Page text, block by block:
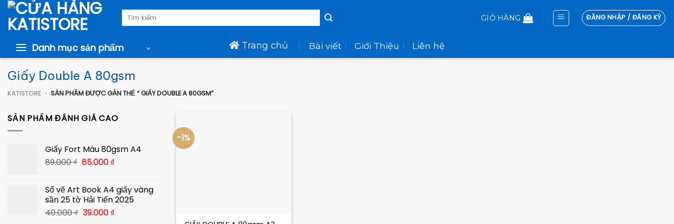
Chuyển
đến
nội
dung
Tìm
GIỎ HÀNG ĐĂNG NHẬP / ĐĂNG KÝ
Danh mục sản phẩm Trang chủ Bài viết Giới Thiệu Liên hệ
Giấy Double A 80gsm
KATISTORE • SẢN PHẨM ĐƯỢC GẮN THẺ “ GIẤY DOUBLE A 80GSM”
SẢN PHẨM ĐÁNH GIÁ CAO
Giấy Fort Màu 80gsm A4
89.000₫ Giá
89.000 ₫.
85.000 ₫Giá
là:
85.000 ₫.
Sổ vẽ Art Book A4 giấy vàng
sần 25 tờ Hải Tiến 2025
40.000₫ Giá
39.000 ₫Giá
-1%